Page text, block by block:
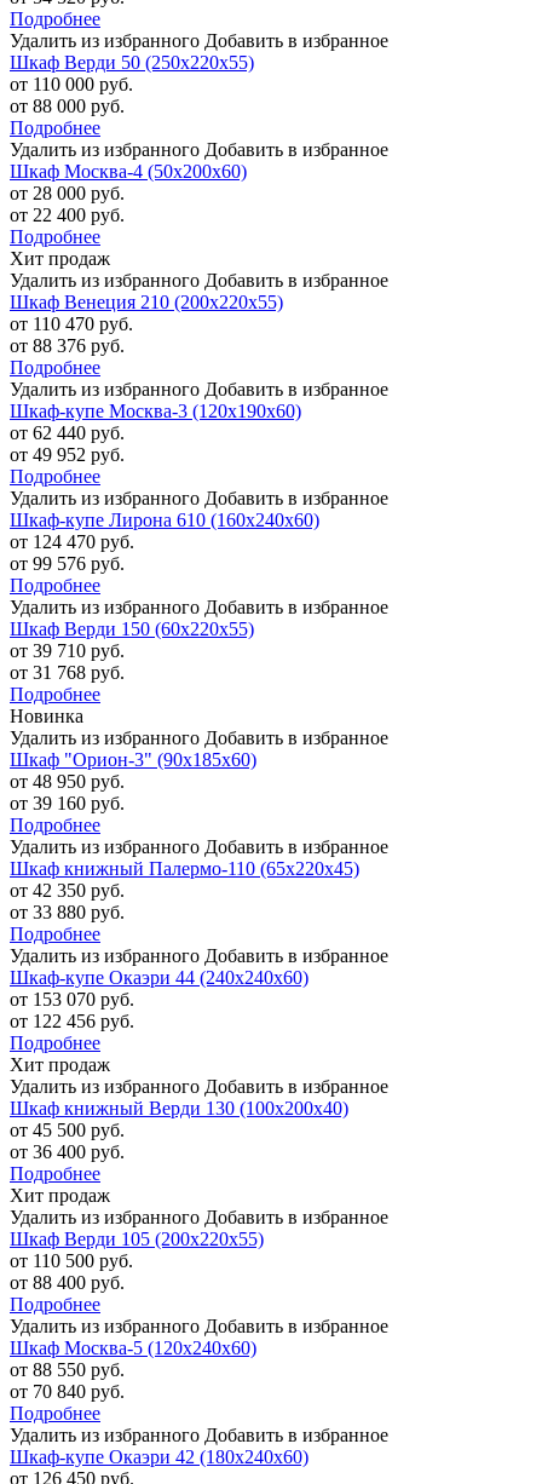
Подробнее
Удалить из избранного Добавить в избранное
Шкаф Верди 50 (250х220х55)
от 110 000 руб.
от 88 000 руб.
Подробнее
Удалить из избранного Добавить в избранное
Шкаф Москва-4 (50х200х60)
от 28 000 руб.
от 22 400 руб.
Подробнее
Хит продаж
Удалить из избранного Добавить в избранное
Шкаф Венеция 210 (200х220х55)
от 110 470 руб.
от 88 376 руб.
Подробнее
Удалить из избранного Добавить в избранное
Шкаф-купе Москва-3 (120х190х60)
от 62 440 руб.
от 49 952 руб.
Подробнее
Удалить из избранного Добавить в избранное
Шкаф-купе Лирона 610 (160х240х60)
от 124 470 руб.
от 99 576 руб.
Подробнее
Удалить из избранного Добавить в избранное
Шкаф Верди 150 (60х220х55)
от 39 710 руб.
от 31 768 руб.
Подробнее
Новинка
Удалить из избранного Добавить в избранное
Шкаф "Орион-3" (90х185х60)
от 48 950 руб.
от 39 160 руб.
Подробнее
Удалить из избранного Добавить в избранное
Шкаф книжный Палермо-110 (65х220х45)
от 42 350 руб.
от 33 880 руб.
Подробнее
Удалить из избранного Добавить в избранное
Шкаф-купе Окаэри 44 (240х240х60)
от 153 070 руб.
от 122 456 руб.
Подробнее
Хит продаж
Удалить из избранного Добавить в избранное
Шкаф книжный Верди 130 (100х200х40)
от 45 500 руб.
от 36 400 руб.
Подробнее
Хит продаж
Удалить из избранного Добавить в избранное
Шкаф Верди 105 (200х220х55)
от 110 500 руб.
от 88 400 руб.
Подробнее
Удалить из избранного Добавить в избранное
Шкаф Москва-5 (120х240х60)
от 88 550 руб.
от 70 840 руб.
Подробнее
Удалить из избранного Добавить в избранное
Шкаф-купе Окаэри 42 (180х240х60)
от 126 450 руб.